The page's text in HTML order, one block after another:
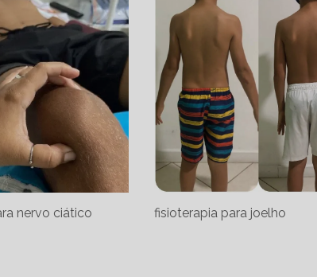
nervo ciático fisioterapia para joelho